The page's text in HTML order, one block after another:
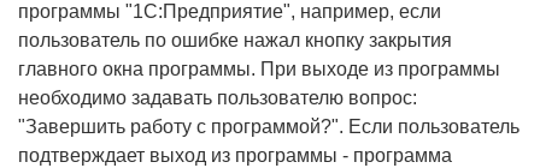
программы "1С:Предприятие", например, если
пользователь по ошибке нажал кнопку закрытия
главного окна программы. При выходе из программы
необходимо задавать пользователю вопрос:
"Завершить работу с программой?". Если пользователь
подтверждает выход из программы - программа